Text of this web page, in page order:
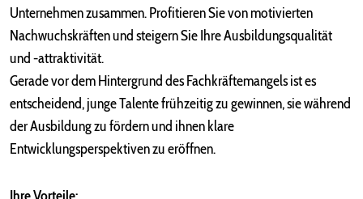
Unternehmen zusammen. Profitieren Sie von motivierten
Nachwuchskräften und steigern Sie Ihre Ausbildungsqualität
und -attraktivität.
Gerade vor dem Hintergrund des Fachkräftemangels ist es
entscheidend, junge Talente frühzeitig zu gewinnen, sie während
der Ausbildung zu fördern und ihnen klare
Entwicklungsperspektiven zu eröffnen.